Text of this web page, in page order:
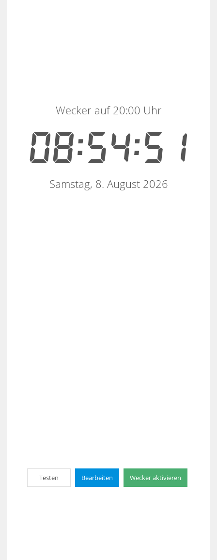
08:54:51
Wecker auf 20:00 Uhr
Samstag, 8. August 2026
Testen Bearbeiten Wecker aktivieren